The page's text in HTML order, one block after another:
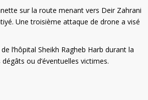
sur la route menant vers Deir Zahrani
Une troisième attaque de drone a visé
l’hôpital Sheikh Ragheb Harb durant la
ou d’éventuelles victimes.